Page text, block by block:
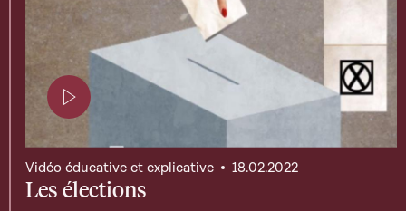
Les élections
Vidéo éducative et explicative 18.02.2022